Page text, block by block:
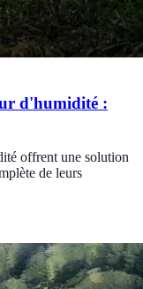
d'humidité :
offrent une solution
de leurs